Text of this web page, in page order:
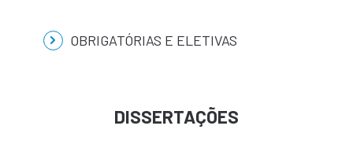
OBRIGATÓRIAS E ELETIVAS
DISSERTAÇÕES